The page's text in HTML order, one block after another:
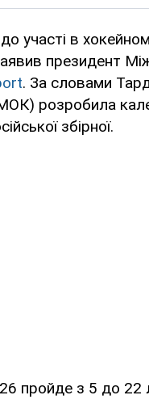
участі в
заявив президент
. За словами
розробила
збірної.
пройде з 5 до